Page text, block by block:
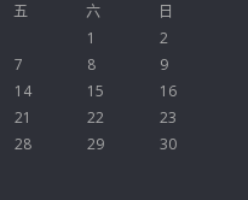
五 六
日
1
2
7 8
9
14 15
16
21 22
23
28 29
30